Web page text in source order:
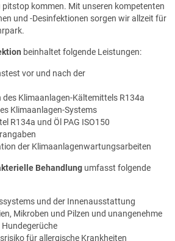
pitstop kommen. Mit unseren kompetenten
und -Desinfektionen sorgen wir allzeit für
beinhaltet folgende Leistungen:
vor und nach der
des Klimaanlagen-Kältemittels R134a
Klimaanlagen-Systems
R134a und Öl PAG ISO150
der Klimaanlagenwartungsarbeiten
Behandlung umfasst folgende
und der Innenausstattung
Mikroben und Pilzen und unangenehme
für allergische Krankheiten